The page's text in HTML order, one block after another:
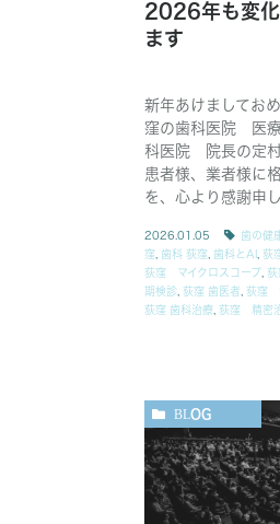
2026年も変化
ます
新年あけましてお
窪の歯科医院 医
科医院 院長の定
患者様、業者様に
を、心より感謝申
2026.01.05 歯の健
窪
歯科 荻窪 歯科とAI 荻
荻窪 マイクロスコープ
期検診 荻窪 歯医者 荻窪
荻窪 歯科治療 荻窪 精密
BLOG